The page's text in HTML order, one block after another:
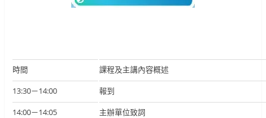
時間
課程及主講內容概述
13:30－14:00
報到
14:00－14:05
主辦單位致詞